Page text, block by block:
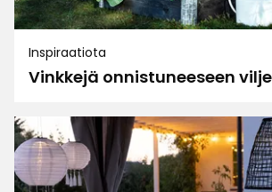
Taija L
Tyylikäs
3 viikkoa sitten
JP Jaana P
Inspiraatiota
Vinkkejä onnistuneeseen